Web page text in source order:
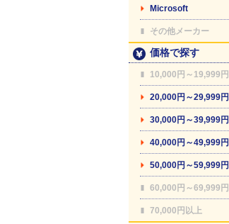
Microsoft
その他メーカー
価格で探す
10,000円～19,999円
20,000円～29,999円
30,000円～39,999円
40,000円～49,999円
50,000円～59,999円
60,000円～69,999円
70,000円以上